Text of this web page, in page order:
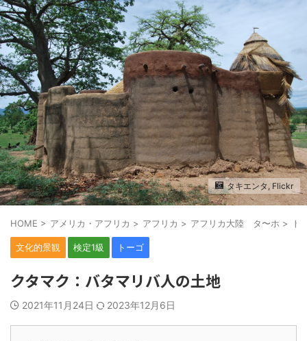
タキエンタ, Flickr
HOME > アメリカ・アフリカ > アフリカ > アフリカ大陸 タ〜ホ > ト
文化的景観 検定1級 トーゴ
クタマク：バタマリバ人の土地
2021年11月24日 2023年12月6日